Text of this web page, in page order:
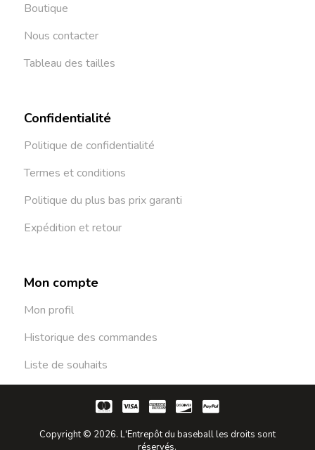
Boutique
Nous contacter
Tableau des tailles
Confidentialité
Politique de confidentialité
Termes et conditions
Politique du plus bas prix garanti
Expédition et retour
Mon compte
Mon profil
Historique des commandes
Liste de souhaits
Copyright © 2026. L'Entrepôt du baseball les droits sont
réservés.